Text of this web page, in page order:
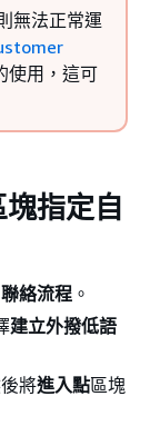
無法正常運
使用，這可
塊指定自
聯絡流程 。
建立外撥低語
將進入點區塊